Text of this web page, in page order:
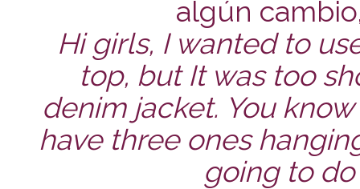
algún
Hi girls, I wanted to
top, but It was too
denim jacket. You
have three ones
going to